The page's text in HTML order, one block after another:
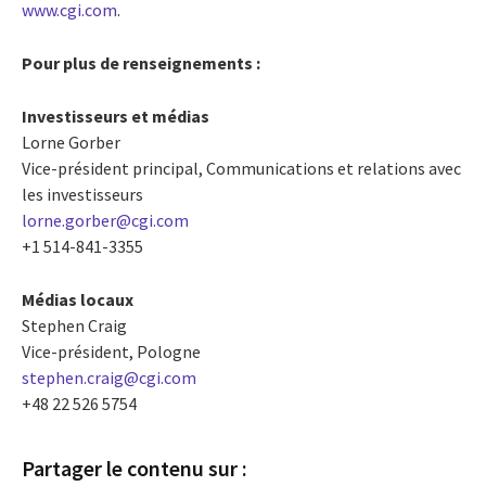
www.cgi.com.
Pour plus de renseignements :
Investisseurs et médias
Lorne Gorber
Vice-président principal, Communications et relations avec
les investisseurs
lorne.gorber@cgi.com
+1 514-841-3355
Médias locaux
Stephen Craig
Vice-président, Pologne
stephen.craig@cgi.com
+48 22 526 5754
Partager le contenu sur :